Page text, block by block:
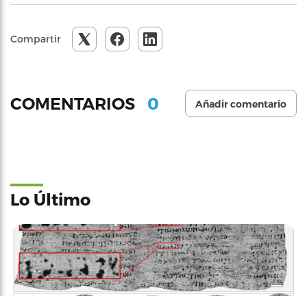
Compartir
COMENTARIOS 0 Añadir comentario
Lo Último